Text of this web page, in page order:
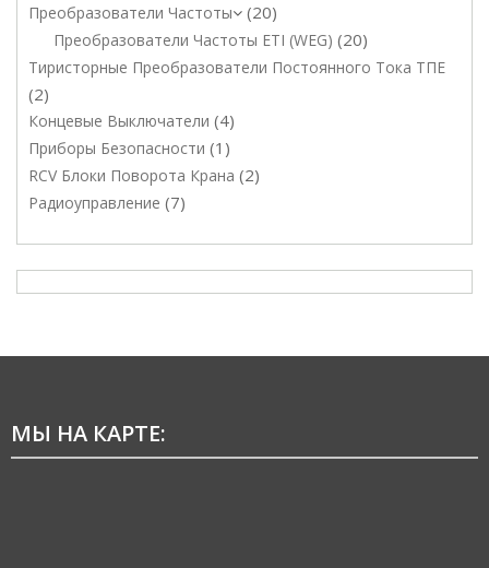
Преобразователи Частоты 20
Преобразователи Частоты ETI (WEG) 20
Тиристорные Преобразователи Постоянного Тока ТПЕ
2
Концевые Выключатели 4
Приборы Безопасности 1
RCV Блоки Поворота Крана 2
Радиоуправление 7
МЫ НА КАРТЕ: